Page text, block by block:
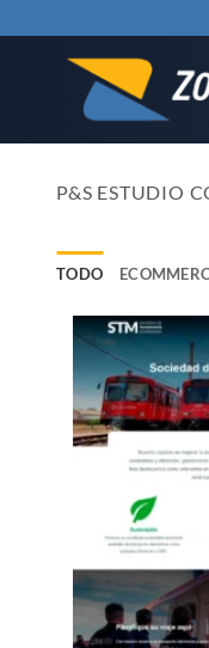
al
contenido
P&S ESTUDIO
TODO